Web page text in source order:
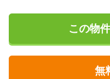
この物
無